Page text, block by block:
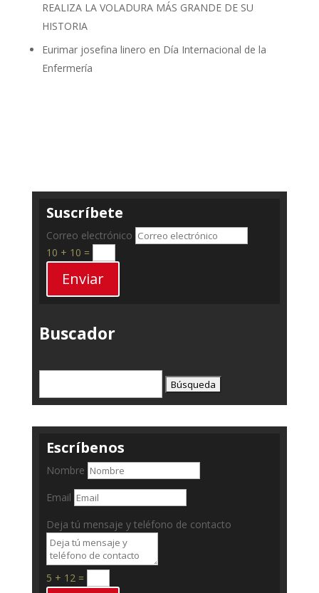
REALIZA LA VOLADURA MÁS GRANDE DE SU
HISTORIA
Eurimar josefina linero en Día Internacional de la
Enfermería
Suscríbete
Correo electrónico
10 + 10 =
Enviar
Buscador
Escríbenos
Nombre
Email
Deja tú mensaje y teléfono de contacto
5 + 12=